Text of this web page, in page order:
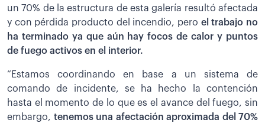
un 70% de la estructura de esta galería resultó afectada
y con pérdida producto del incendio, pero el trabajo no
ha terminado ya que aún hay focos de calor y puntos
de fuego activos en el interior.
“Estamos coordinando en base a un sistema de
comando de incidente, se ha hecho la contención
hasta el momento de lo que es el avance del fuego, sin
embargo, tenemos una afectación aproximada del 70%